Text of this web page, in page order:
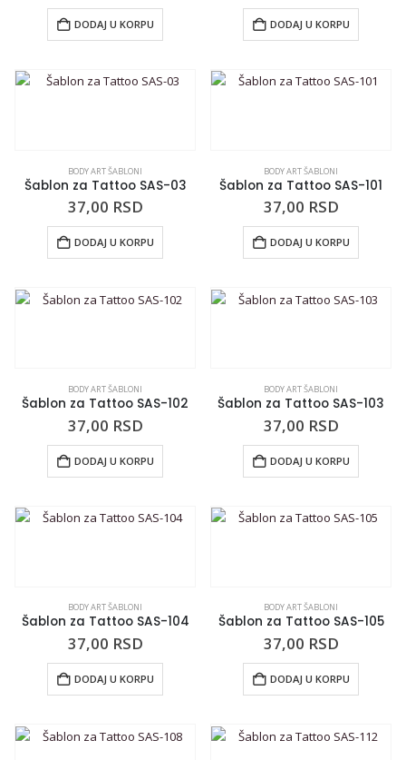
DODAJ U KORPU DODAJ U KORPU
BODY ART ŠABLONI
Šablon za Tattoo SAS-03
37,00 RSD
DODAJ U KORPU
BODY ART ŠABLONI
Šablon za Tattoo SAS-101
37,00 RSD
DODAJ U KORPU
BODY ART ŠABLONI
Šablon za Tattoo SAS-102
37,00 RSD
DODAJ U KORPU
BODY ART ŠABLONI
Šablon za Tattoo SAS-103
37,00 RSD
DODAJ U KORPU
BODY ART ŠABLONI
Šablon za Tattoo SAS-104
37,00 RSD
DODAJ U KORPU
BODY ART ŠABLONI
Šablon za Tattoo SAS-105
37,00 RSD
DODAJ U KORPU